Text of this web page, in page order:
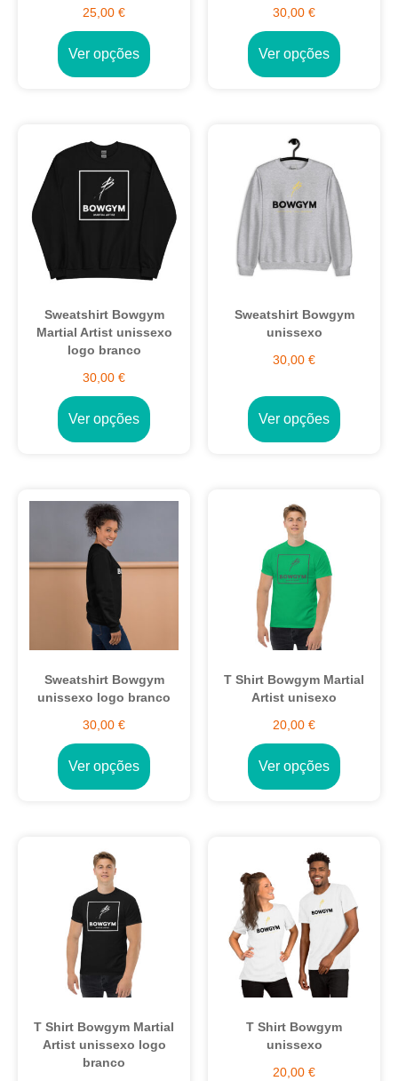
25,00 €
Ver opções
30,00 €
Ver opções
Sweatshirt Bowgym
Martial Artist unissexo
logo branco
30,00 €
Ver opções
Sweatshirt Bowgym
unissexo
30,00 €
Ver opções
Sweatshirt Bowgym
unissexo logo branco
30,00 €
Ver opções
T Shirt Bowgym Martial
Artist unisexo
20,00 €
Ver opções
T Shirt Bowgym Martial
Artist unissexo logo
branco
T Shirt Bowgym
unissexo
20,00 €